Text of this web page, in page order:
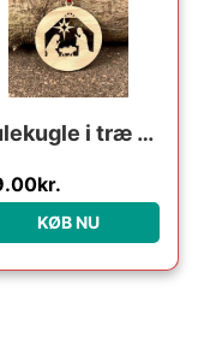
Julekugle i træ – Krybespil
kr.
KØB NU